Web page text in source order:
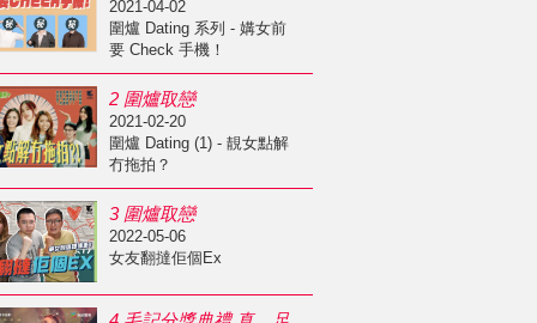
2021-04-02
圍爐 Dating 系列 - 媾女前
要 Check 手機！
2 圍爐取戀
2021-02-20
圍爐 Dating (1) - 靚女點解
冇拖拍？
3 圍爐取戀
2022-05-06
女友翻撻佢個Ex